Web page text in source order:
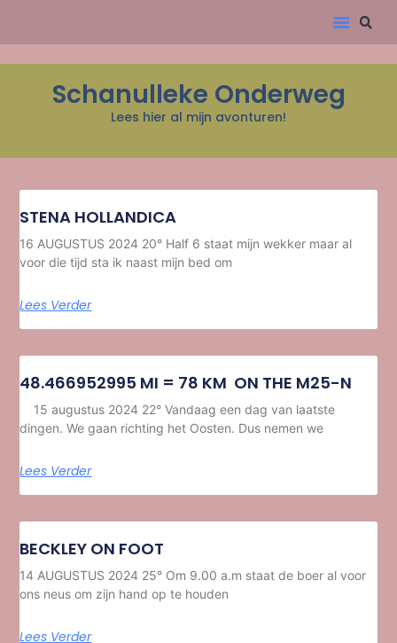
Schanulleke Onderweg
Lees hier al mijn avonturen!
STENA HOLLANDICA
16 AUGUSTUS 2024 20° Half 6 staat mijn wekker maar al
voor die tijd sta ik naast mijn bed om
Lees Verder
48.466952995 MI = 78 KM ON THE M25-N
15 augustus 2024 22° Vandaag een dag van laatste
dingen. We gaan richting het Oosten. Dus nemen we
Lees Verder
BECKLEY ON FOOT
14 AUGUSTUS 2024 25° Om 9.00 a.m staat de boer al voor
ons neus om zijn hand op te houden
Lees Verder